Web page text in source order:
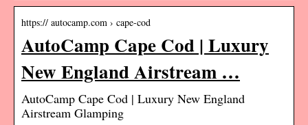
https:// autocamp.com › cape-cod
AutoCamp Cape Cod | Luxury
New England Airstream …
AutoCamp Cape Cod | Luxury New England
Airstream Glamping